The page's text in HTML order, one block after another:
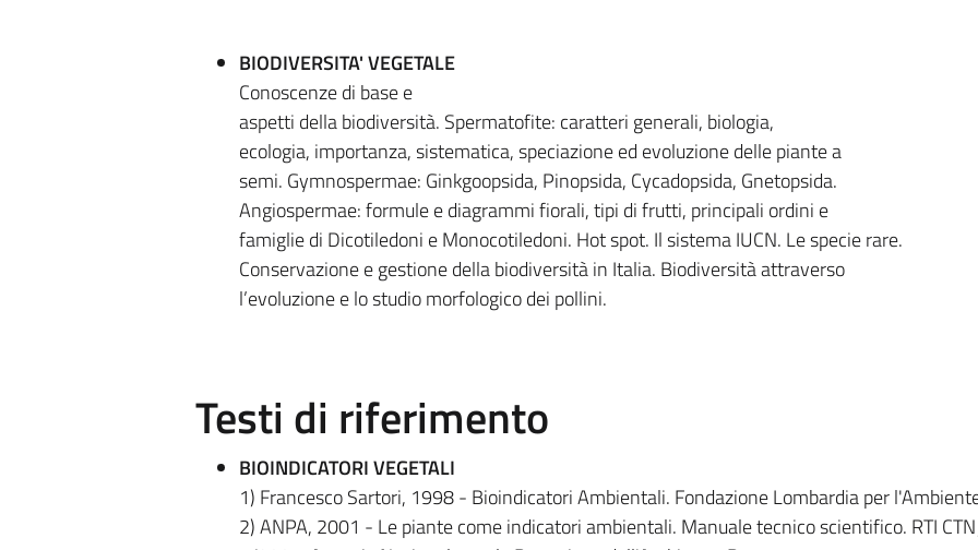
BIODIVERSITA' VEGETALE
Conoscenze di base e
aspetti della biodiversità. Spermatofite: caratteri generali, biologia,
ecologia, importanza, sistematica, speciazione ed evoluzione delle piante a
semi. Gymnospermae: Ginkgoopsida, Pinopsida, Cycadopsida, Gnetopsida.
Angiospermae: formule e diagrammi fiorali, tipi di frutti, principali ordini e
famiglie di Dicotiledoni e Monocotiledoni. Hot spot. Il sistema IUCN. Le specie rare.
Conservazione e gestione della biodiversità in Italia. Biodiversità attraverso
l’evoluzione e lo studio morfologico dei pollini.
Testi di riferimento
BIOINDICATORI VEGETALI
1) Francesco Sartori, 1998 - Bioindicatori Ambientali. Fondazione Lombardia per
2) ANPA, 2001 - Le piante come indicatori ambientali. Manuale tecnico scientifico. RTI